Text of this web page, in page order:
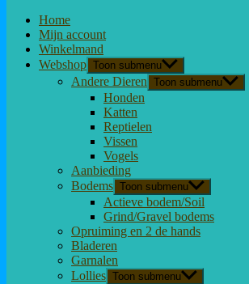
Home
Mijn account
Winkelmand
Webshop Toon submenu
Andere Dieren Toon submenu
Honden
Katten
Reptielen
Vissen
Vogels
Aanbieding
Bodems Toon submenu
Actieve bodem/Soil
Grind/Gravel bodems
Opruiming en 2 de hands
Bladeren
Garnalen
Lollies Toon submenu